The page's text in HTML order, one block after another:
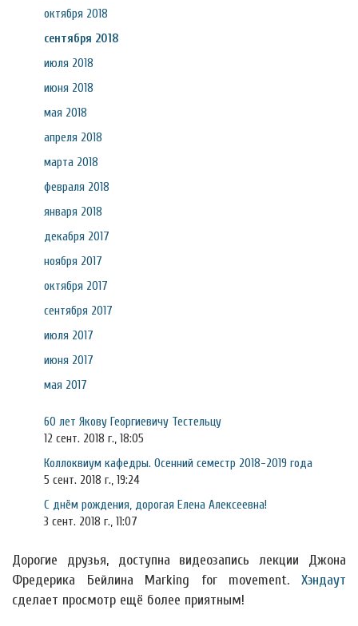
октября 2018
сентября 2018
июля 2018
июня 2018
мая 2018
апреля 2018
марта 2018
февраля 2018
января 2018
декабря 2017
ноября 2017
октября 2017
сентября 2017
июля 2017
июня 2017
мая 2017
60 лет Якову Георгиевичу Тестельцу
12 сент. 2018 г., 18:05
Коллоквиум кафедры. Осенний семестр 2018-2019 года
5 сент. 2018 г., 19:24
С днём рождения, дорогая Елена Алексеевна!
3 сент. 2018 г., 11:07
Дорогие друзья, доступна видеозапись лекции Джона
Фредерика Бейлина Marking for movement. Хэндаут
сделает просмотр ещё более приятным!